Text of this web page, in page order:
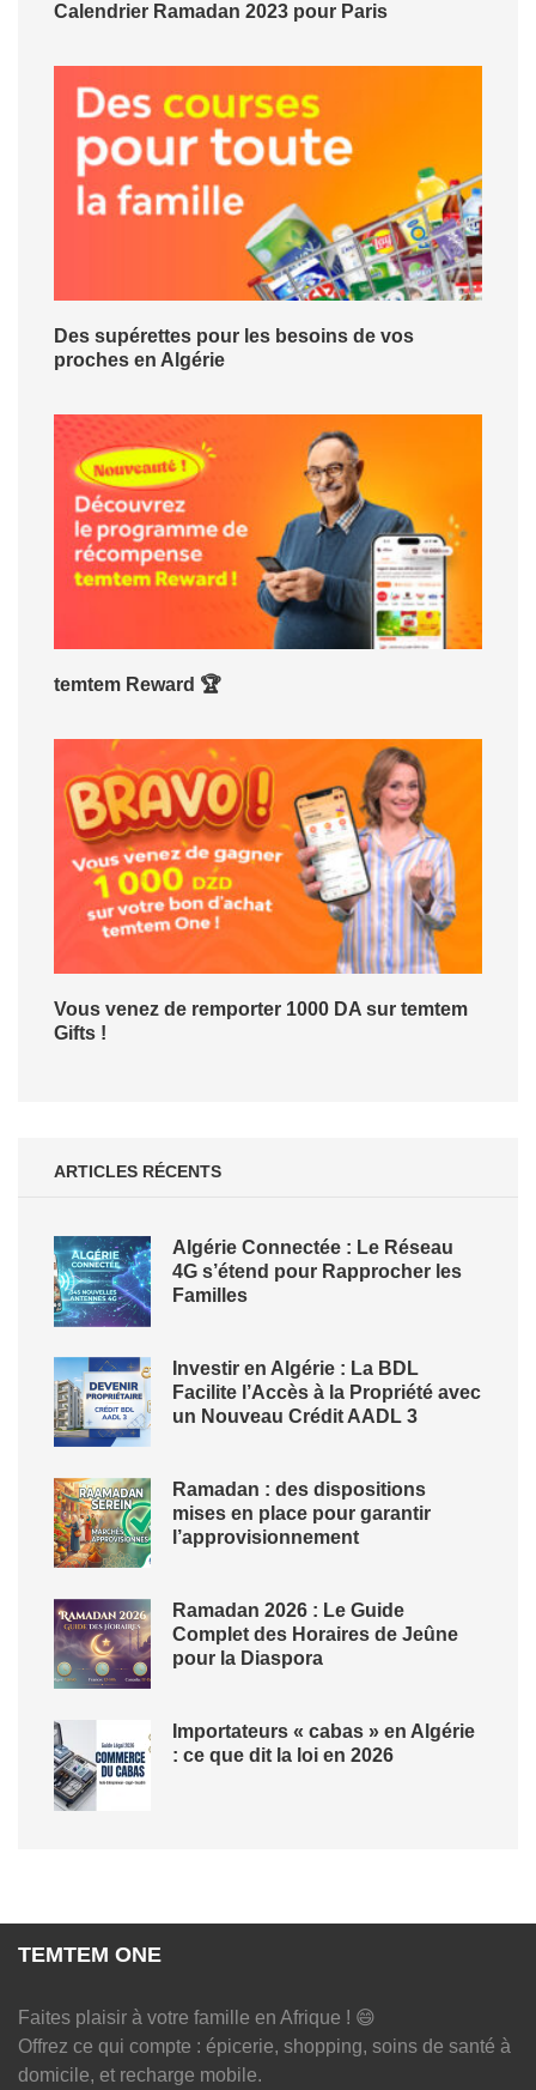
Calendrier Ramadan 2023 pour Paris
Des supérettes pour les besoins de vos
proches en Algérie
temtem Reward 🏆
Vous venez de remporter 1000 DA sur temtem
Gifts !
ARTICLES RÉCENTS
Algérie Connectée : Le Réseau
4G s’étend pour Rapprocher les
Familles
Investir en Algérie : La BDL
Facilite l’Accès à la Propriété avec
un Nouveau Crédit AADL 3
Ramadan : des dispositions
mises en place pour garantir
l’approvisionnement
Ramadan 2026 : Le Guide
Complet des Horaires de Jeûne
pour la Diaspora
Importateurs « cabas » en Algérie
: ce que dit la loi en 2026
TEMTEM ONE
Faites plaisir à votre famille en Afrique ! 😄
Offrez ce qui compte : épicerie, shopping, soins de santé à
domicile, et recharge mobile.